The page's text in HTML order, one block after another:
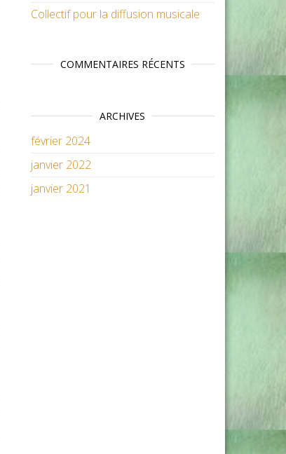
Collectif pour la diffusion musicale
COMMENTAIRES RÉCENTS
ARCHIVES
février 2024
janvier 2022
janvier 2021